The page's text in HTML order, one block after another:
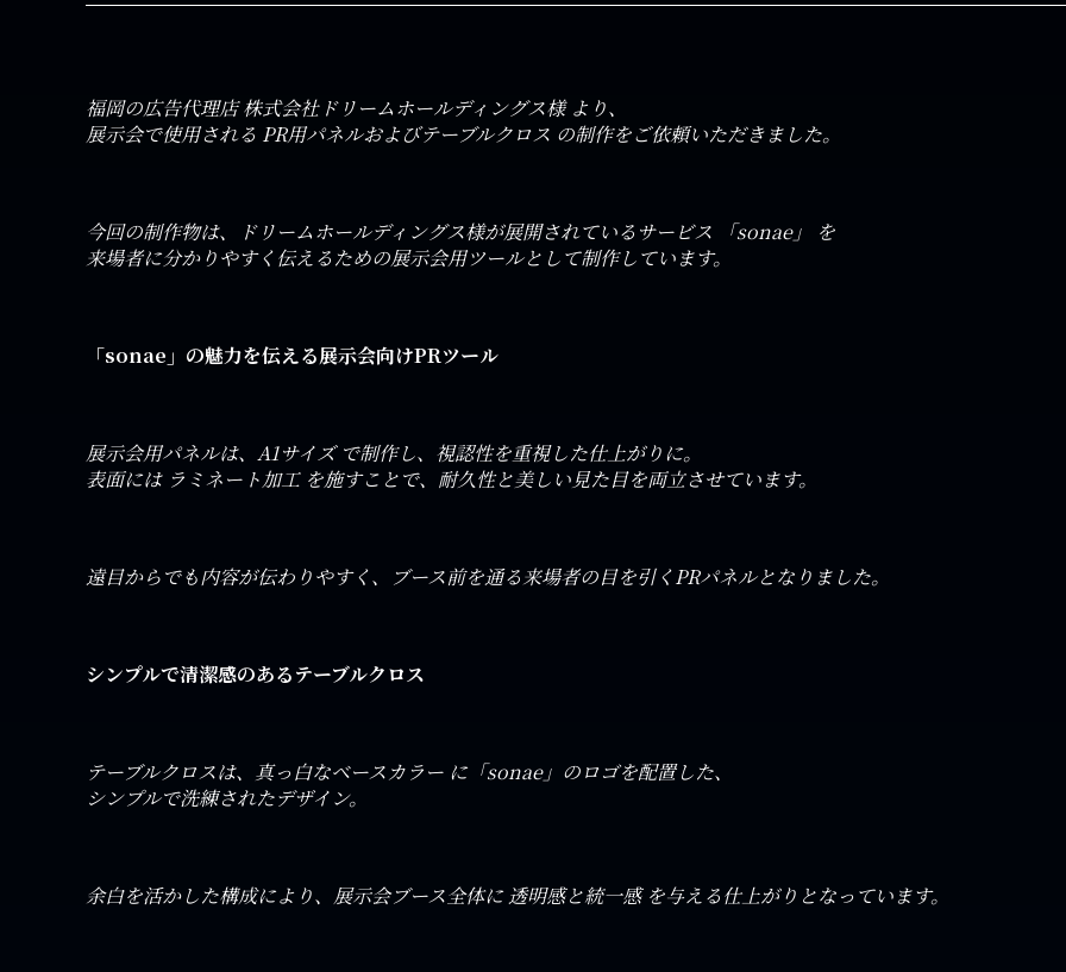
福岡の広告代理店 株式会社ドリームホールディングス様 より、
展示会で使用される PR用パネルおよびテーブルクロス の制作をご依頼いただきました。
今回の制作物は、ドリームホールディングス様が展開されているサービス 「sonae」 を
来場者に分かりやすく伝えるための展示会用ツールとして制作しています。
「sonae」の魅力を伝える展示会向けPRツール
展示会用パネルは、A1サイズ で制作し、視認性を重視した仕上がりに。
表面には ラミネート加工 を施すことで、耐久性と美しい見た目を両立させています。
遠目からでも内容が伝わりやすく、ブース前を通る来場者の目を引くPRパネルとなりました。
シンプルで清潔感のあるテーブルクロス
テーブルクロスは、真っ白なベースカラー に「sonae」のロゴを配置した、
シンプルで洗練されたデザイン。
余白を活かした構成により、展示会ブース全体に 透明感と統一感 を与える仕上がりとなっています。